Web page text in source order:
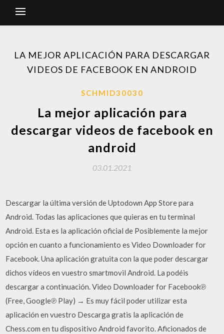
LA MEJOR APLICACIÓN PARA DESCARGAR
VIDEOS DE FACEBOOK EN ANDROID
SCHMID30030
La mejor aplicación para
descargar videos de facebook en
android
03.01.2021
Descargar la última versión de Uptodown App Store para
Android. Todas las aplicaciones que quieras en tu terminal
Android. Esta es la aplicación oficial de Posiblemente la mejor
opción en cuanto a funcionamiento es Video Downloader for
Facebook. Una aplicación gratuita con la que poder descargar
dichos vídeos en vuestro smartmovil Android. La podéis
descargar a continuación. Video Downloader for Facebook℗
(Free, Google℗ Play) → Es muy fácil poder utilizar esta
aplicación en vuestro Descarga gratis la aplicación de
Chess.com en tu dispositivo Android favorito. Aficionados de